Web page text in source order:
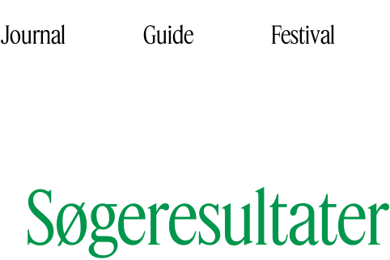
Journal Guide Festival
Søgeresultater